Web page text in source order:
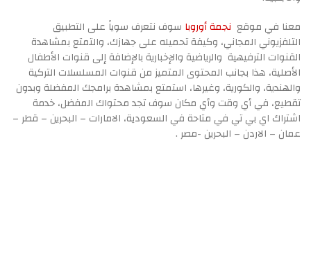
معنا في موقع نجمة أوروبا سوف نتعرف سوياً على التطبيق
التلفزيوني المجاني، وكيفة تحميله على جهازك، والتمتع بمشاهدة
القنوات الترفيهية والرياضية والإخبارية بالإضافة إلى قنوات الأطفال
الأصلية، هذا بجانب المحتوى المتميز من قنوات المسلسلات التركية
والهندية، والكورية، وغيرها، استمتع بمشاهدة برامجك المفضلة وبدون
تقطيع، في أي وقت وأي مكان سوف تجد محتواك المفضل، خدمة
اشتراك اي بي تي في متاحة في السعودية، الامارات – البحرين – قطر –
عمان – الاردن – البحرين -مصر .